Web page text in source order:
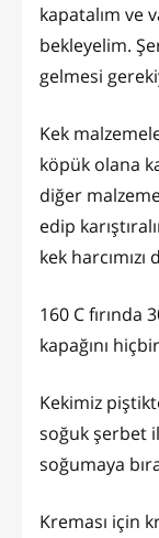
kapatalım ve
bekleyelim.
gelmesi
Kek
köpük olana
diğer
edip
kek harcımızı
160 C fırında
kapağını
Kekimiz
soğuk şerbet
soğumaya
Kreması için